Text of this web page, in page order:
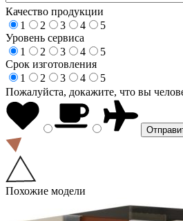
Качество продукции
1
2 3 4
5
Уровень сервиса
1
2 3 4
5
Срок изготовления
1
2 3 4
5
Пожалуйста, докажите, что вы
Похожие модели